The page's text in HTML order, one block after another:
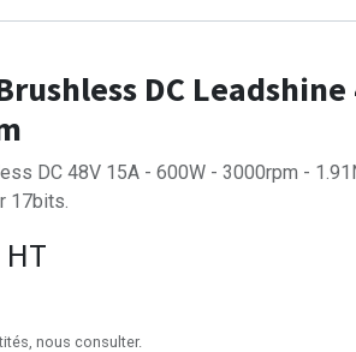
DC Leadshine
DC 48V 15A - 600W - 3000rpm -
17bits.
HT
nous consulter.